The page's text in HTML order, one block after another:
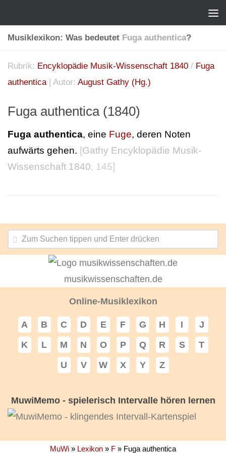
Musiklexikon: Was bedeutet Fuga authentica?
Rubrik: Encyklopädie Musik-Wissenschaft 1840 / Fuga
authentica| Autor: August Gathy (Hg.)
Fuga authentica (1840)
Fuga authentica, eine Fuge, deren Noten
aufwärts gehen. [Gathy Encyklopädie Musik-
Wissenschaft 1840, 145]
musikwissenschaften.de
Online-Musiklexikon
A B C D E F G H I
J
K
L M N O P Q R S
T
U
V W X Y Z
MuwiMemo - spielerisch Intervalle hören lernen
MuWi » Lexikon » F » Fuga authentica